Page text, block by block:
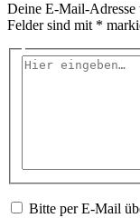
Deine E-Mail-
Felder sind mit *
Hier
Bitte per E-Mail